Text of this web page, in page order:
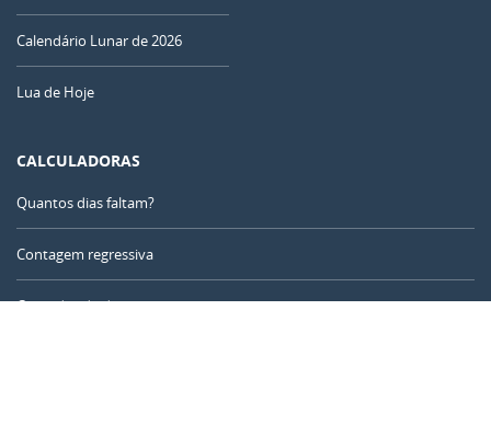
Calendário Lunar de 2026
Lua de Hoje
CALCULADORAS
Quantos dias faltam?
Contagem regressiva
Contador de dias